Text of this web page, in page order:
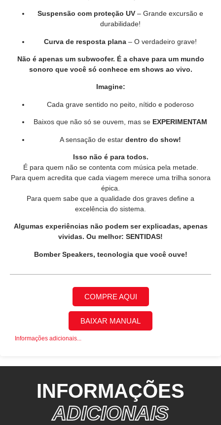
Suspensão com proteção UV – Grande excursão e
durabilidade!
Curva de resposta plana – O verdadeiro grave!
Não é apenas um subwoofer. É a chave para um mundo
sonoro que você só conhece em shows ao vivo.
Imagine:
Cada grave sentido no peito, nítido e poderoso
Baixos que não só se ouvem, mas se EXPERIMENTAM
A sensação de estar dentro do show!
Isso não é para todos.
É para quem não se contenta com música pela metade.
Para quem acredita que cada viagem merece uma trilha sonora
épica.
Para quem sabe que a qualidade dos graves define a
excelência do sistema.
Algumas experiências não podem ser explicadas, apenas
vividas. Ou melhor: SENTIDAS!
Bomber Speakers, tecnologia que você ouve!
COMPRE AQUI
BAIXAR MANUAL
Informações adicionais...
INFORMAÇÕES
ADICIONAIS